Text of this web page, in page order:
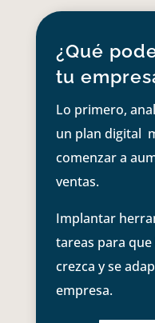
¿Qué
tu
Lo primero,
un plan digital
comenzar a
ventas.
Implantar
tareas para
crezca y se
empresa.